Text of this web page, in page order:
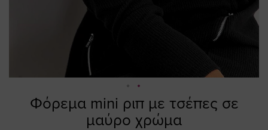
Φόρεμα mini ριπ με τσέπες σε
μαύρο χρώμα